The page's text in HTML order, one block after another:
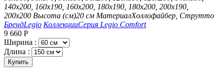
140х200, 160х190, 160х200, 180х190, 180х200, 200х190,
200х200 Высота (см)20 см МатериалХоллофайбер, Струтто
БрендLegio КоллекцииСерия Legio Comfort
9 660 Р
Ширина :
Длина :
Купить